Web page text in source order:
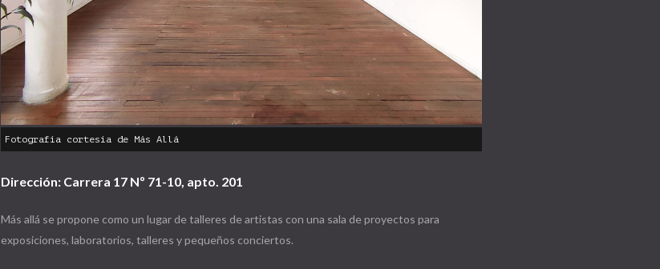
Fotografía cortesía de Más Allá
Dirección: Carrera 17 Nº 71-10, apto. 201
Más allá se propone como un lugar de talleres de artistas con una sala de proyectos para
exposiciones, laboratorios, talleres y pequeños conciertos.